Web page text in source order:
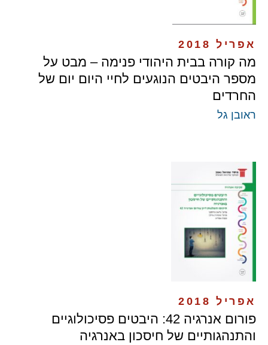
אפריל 2018
מה קורה בבית היהודי פנימה – מבט על
מספר היבטים הנוגעים לחיי היום יום של
החרדים
ראובן גל
אפריל 2018
פורום אנרגיה 42: היבטים פסיכולוגיים
והתנהגותיים של חיסכון באנרגיה